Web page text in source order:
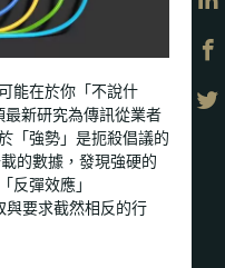
能在於你「不說什
最新研究為傳訊從業者
「強勢」是扼殺倡議的
的數據，發現強硬的
反彈效應」
與要求截然相反的行